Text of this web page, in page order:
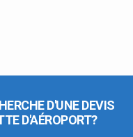
D'UNE DEVIS
D'AÉROPORT?